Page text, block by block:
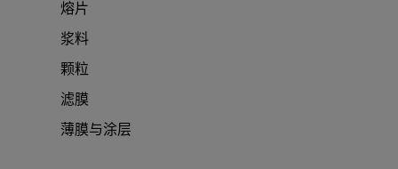
熔片
浆料
颗粒
滤膜
薄膜与涂层